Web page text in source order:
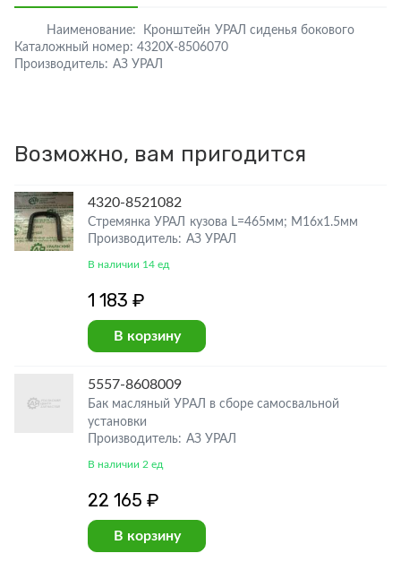
Наименование:
Кронштейн УРАЛ сиденья бокового
Каталожный номер: 4320Х-8506070
Производитель: АЗ УРАЛ
Возможно, вам пригодится
4320-8521082
Стремянка УРАЛ кузова L=465мм; М16х1.5мм
Производитель: АЗ УРАЛ
В наличии 14 ед
1 183 ₽
В корзину
5557-8608009
Бак масляный УРАЛ в сборе самосвальной
установки
Производитель: АЗ УРАЛ
В наличии 2 ед
22 165 ₽
В корзину